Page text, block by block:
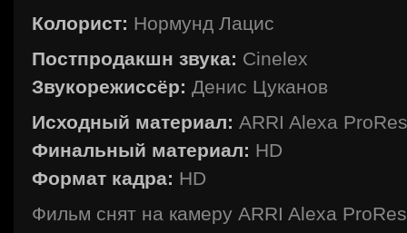
Колорист: Нормунд Лацис
Постпродакшн звука: Cinelex
Звукорежиссёр: Денис Цуканов
Исходный материал: ARRI Alexa ProRes
Финальный материал: HD
Формат кадра: HD
Фильм снят на камеру ARRI Alexa